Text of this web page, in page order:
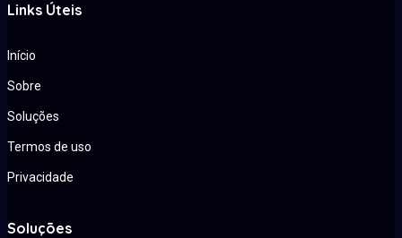
Links Úteis
Início
Sobre
Soluções
Termos de uso
Privacidade
Soluções